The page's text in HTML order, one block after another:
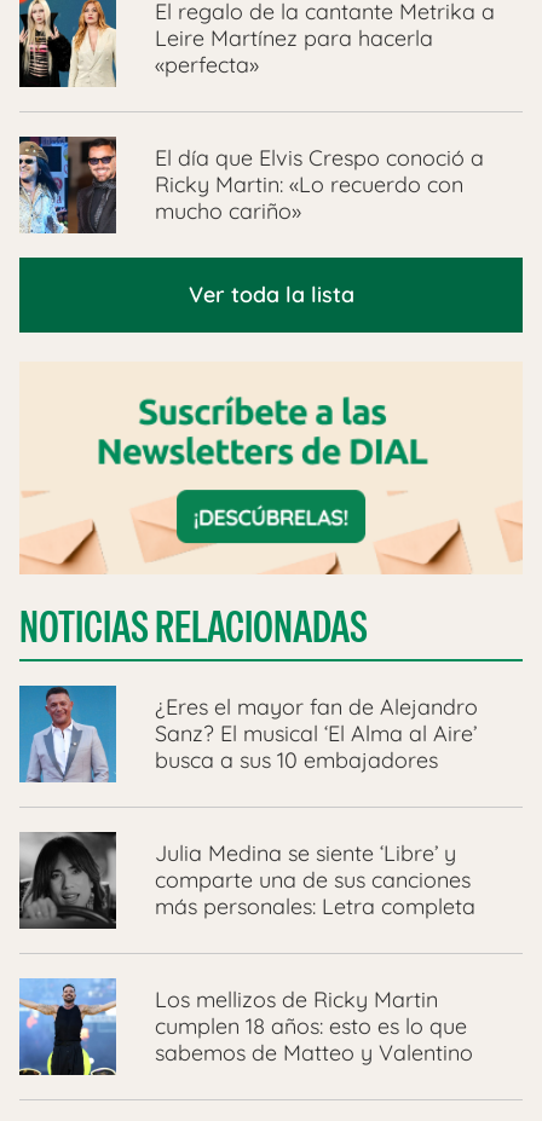
El regalo de la cantante Metrika a
Leire Martínez para hacerla
«perfecta»
El día que Elvis Crespo conoció a
Ricky Martin: «Lo recuerdo con
mucho cariño»
Ver toda la lista
NOTICIAS RELACIONADAS
¿Eres el mayor fan de Alejandro
Sanz? El musical ‘El Alma al Aire’
busca a sus 10 embajadores
Julia Medina se siente ‘Libre’ y
comparte una de sus canciones
más personales: Letra completa
Los mellizos de Ricky Martin
cumplen 18 años: esto es lo que
sabemos de Matteo y Valentino